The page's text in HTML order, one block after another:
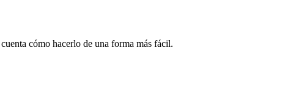
cómo hacerlo de una forma más fácil.